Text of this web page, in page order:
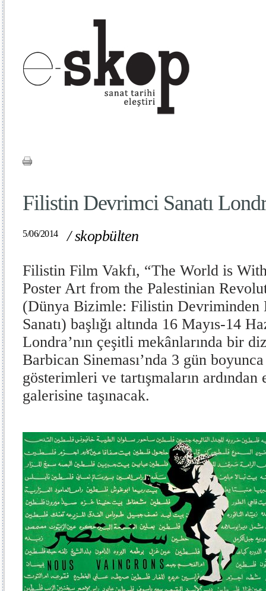
Filistin Devrimci Sanatı
5/06/2014 /skopbülten
Filistin Film Vakfı, “The World is
Poster Art from the Palestinian
(Dünya Bizimle: Filistin Devriminden
Sanatı) başlığı altında 16 Mayıs-14
Londra’nın çeşitli mekânlarında bir
Barbican Sineması’nda 3 gün
gösterimleri ve tartışmaların
galerisine taşınacak.